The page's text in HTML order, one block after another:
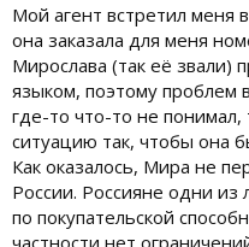
Мой агент встретил меня
она заказала для меня
Мирослава (так её звали)
языком, поэтому проблем
где-то что-то не понимал,
ситуацию так, чтобы она
Как оказалось, Мира не
России. Россияне одни
по покупательской
частности нет